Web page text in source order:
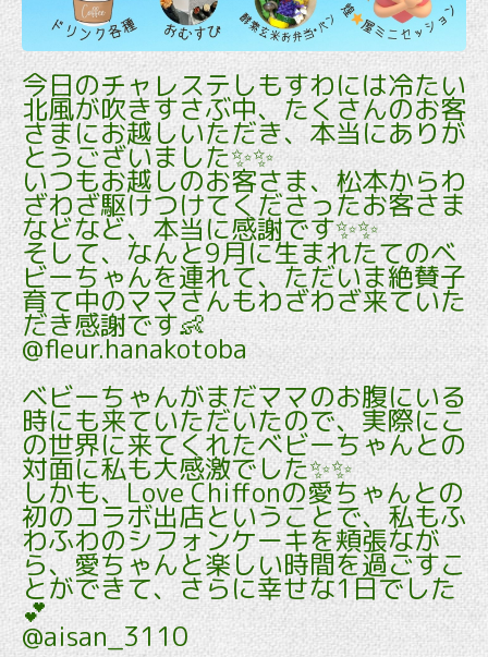
今日のチャレステしもすわには冷たい
北風が吹きすさぶ中、たくさんのお客
さまにお越しいただき、本当にありが
とうございました✨✨
いつもお越しのお客さま、松本からわ
ざわざ駆けつけてくださったお客さま
などなど、本当に感謝です✨✨
そして、なんと9月に生まれたてのベ
ビーちゃんを連れて、ただいま絶賛子
育て中のママさんもわざわざ来ていた
だき感謝です👶
@fleur.hanakotoba
ベビーちゃんがまだママのお腹にいる
時にも来ていただいたので、実際にこ
の世界に来てくれたベビーちゃんとの
対面に私も大感激でした✨✨
しかも、Love Chiffonの愛ちゃんとの
初のコラボ出店ということで、私もふ
わふわのシフォンケーキを頬張なが
ら、愛ちゃんと楽しい時間を過ごすこ
とができて、さらに幸せな1日でした
💕
@aisan_3110